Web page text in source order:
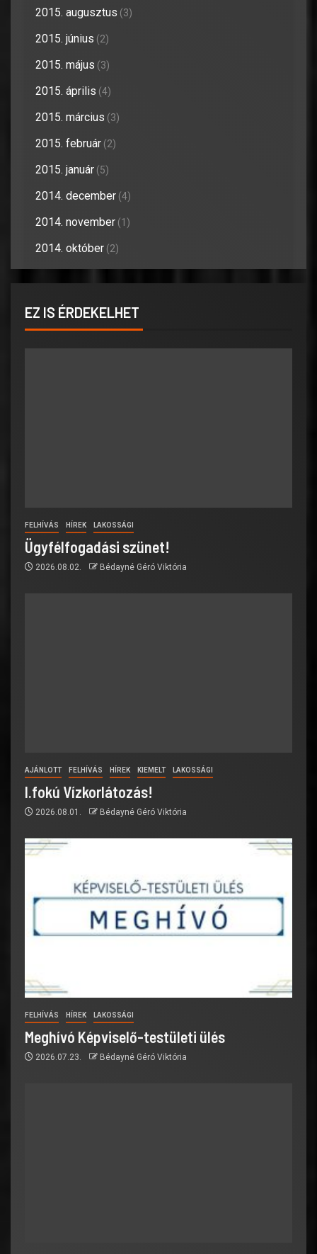
2015. augusztus (3)
2015. június (2)
2015. május (3)
2015. április (4)
2015. március (3)
2015. február (2)
2015. január (5)
2014. december (4)
2014. november (1)
2014. október (2)
EZ IS ÉRDEKELHET
FELHÍVÁS HÍREK LAKOSSÁGI
Ügyfélfogadási szünet!
2026.08.02. Bédayné Géró Viktória
AJÁNLOTT FELHÍVÁS HÍREK KIEMELT LAKOSSÁGI
I.fokú Vízkorlátozás!
2026.08.01. Bédayné Géró Viktória
FELHÍVÁS HÍREK LAKOSSÁGI
Meghívó Képviselő-testületi ülés
2026.07.23. Bédayné Géró Viktória